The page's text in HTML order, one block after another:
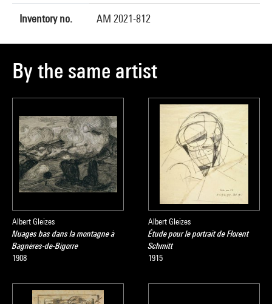
Inventory no. AM 2021-812
By the same artist
Albert Gleizes
Nuages bas dans la montagne à
Bagnères-de-Bigorre
1908
Albert Gleizes
Étude pour le portrait de Florent
Schmitt
1915